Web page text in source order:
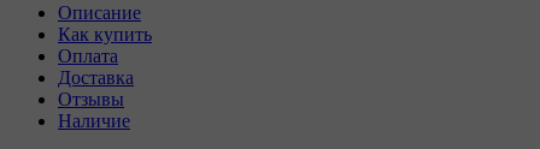
Описание
Как купить
Оплата
Доставка
Отзывы
Наличие